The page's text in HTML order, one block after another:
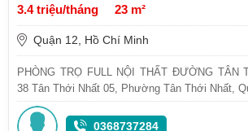
3.4 triệu/tháng
23 m²
Quận 12, Hồ Chí Minh
PHÒNG TRỌ FULL NỘI THẤT ĐƯỜNG TÂN
38 Tân Thới Nhất 05, Phường Tân Thới Nhất,
0368737284